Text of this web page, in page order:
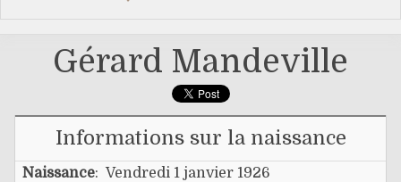
Gérard Mandeville
Informations sur la naissance
Naissance: Vendredi 1 janvier 1926